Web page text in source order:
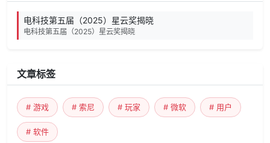
电科技第五届（2025）星云奖揭晓
电科技第五届（2025）星云奖揭晓
文章标签
# 游戏 # 索尼 # 玩家 # 微软 # 用户
# 软件